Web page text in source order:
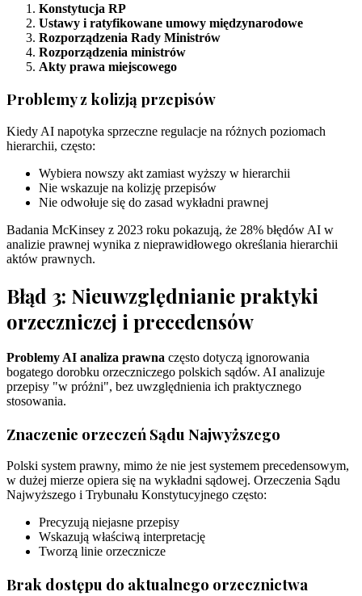
Konstytucja RP
Ustawy i ratyfikowane umowy międzynarodowe
Rozporządzenia Rady Ministrów
Rozporządzenia ministrów
Akty prawa miejscowego
Problemy z kolizją przepisów
Kiedy AI napotyka sprzeczne regulacje na różnych poziomach
hierarchii, często:
Wybiera nowszy akt zamiast wyższy w hierarchii
Nie wskazuje na kolizję przepisów
Nie odwołuje się do zasad wykładni prawnej
Badania McKinsey z 2023 roku pokazują, że 28% błędów AI w
analizie prawnej wynika z nieprawidłowego określania hierarchii
aktów prawnych.
Błąd 3: Nieuwzględnianie praktyki
orzeczniczej i precedensów
Problemy AI analiza prawna często dotyczą ignorowania
bogatego dorobku orzeczniczego polskich sądów. AI analizuje
przepisy "w próżni", bez uwzględnienia ich praktycznego
stosowania.
Znaczenie orzeczeń Sądu Najwyższego
Polski system prawny, mimo że nie jest systemem precedensowym,
w dużej mierze opiera się na wykładni sądowej. Orzeczenia Sądu
Najwyższego i Trybunału Konstytucyjnego często:
Precyzują niejasne przepisy
Wskazują właściwą interpretację
Tworzą linie orzecznicze
Brak dostępu do aktualnego orzecznictwa